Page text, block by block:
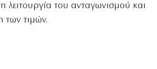
λειτουργία του ανταγωνισμού και
τιμών.